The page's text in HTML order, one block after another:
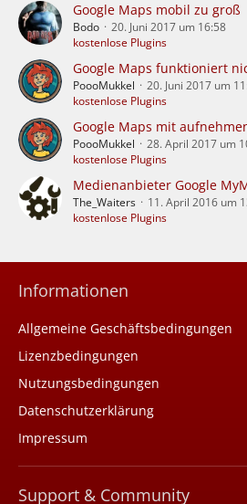
Google Maps mobil zu groß
Bodo
20. Juni 2017 um 16:58
kostenlose Plugins
Google Maps funktioniert
PoooMukkel
20. Juni 2017 um
kostenlose Plugins
Google Maps mit
PoooMukkel
28. April 2017 um
kostenlose Plugins
Medienanbieter Google
The_Waiters
11. April 2016 um
kostenlose Plugins
Informationen
Allgemeine Geschäftsbedingungen
Lizenzbedingungen
Nutzungsbedingungen
Datenschutzerklärung
Impressum
Support & Community